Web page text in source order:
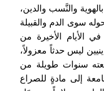
والنَّسب والدين،
سوى الدم والقبيلة
في الأيام الأخيرة من
ليس حدثاً معزولاً،
سنوات طويلة من
إلى مادةٍ للصراع